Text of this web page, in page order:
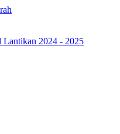
Lantikan 2024 - 2025